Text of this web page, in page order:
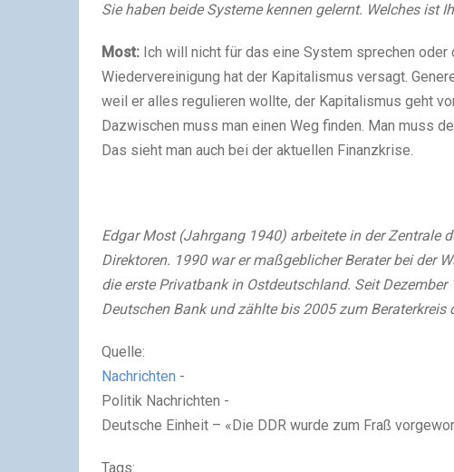
Sie haben beide Systeme kennen gelernt. Welches ist
Most: Ich will nicht für das eine System sprechen oder
Wiedervereinigung hat der Kapitalismus versagt.
weil er alles regulieren wollte, der Kapitalismus geht
Dazwischen muss man einen Weg finden. Man muss
Das sieht man auch bei der aktuellen Finanzkrise.
Edgar Most (Jahrgang 1940) arbeitete in der Zentrale
Direktoren. 1990 war er maßgeblicher Berater bei der
die erste Privatbank in Ostdeutschland. Seit
Deutschen Bank und zählte bis 2005 zum
Quelle:
Nachrichten -
Politik Nachrichten -
Deutsche Einheit – «Die DDR wurde zum Fraß
Tags: